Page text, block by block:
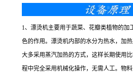
1、漂烫机主要用于蔬菜、花瓣类植物的加
色的作用。漂烫机内部的水分为热水，加
大多采用蒸汽加热的方式，这样长期使用
程中完全采用机械化操作，无需人工。物